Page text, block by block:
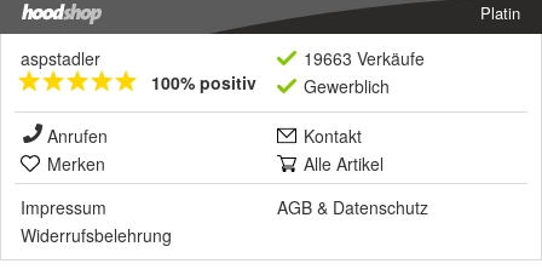
Platin
aspstadler
100% positiv
19663 Verkäufe
Gewerblich
Anrufen
Kontakt
Merken
Alle Artikel
Impressum
AGB & Datenschutz
Widerrufsbelehrung